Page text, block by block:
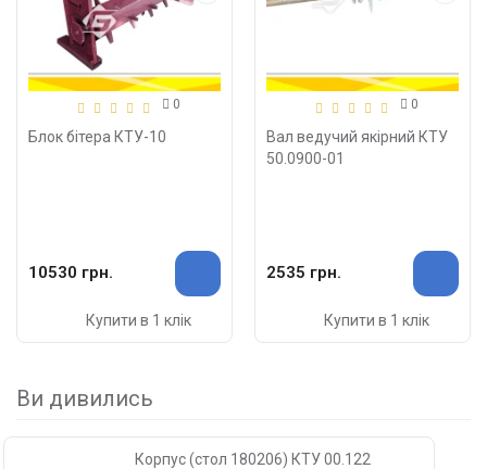
0
Блок бітера КТУ-10
10530 грн.
Купити в 1 клік
0
Вал ведучий якірний КТУ
50.0900-01
2535 грн.
Купити в 1 клік
Ви дивились
Корпус (стол 180206) КТУ 00.122